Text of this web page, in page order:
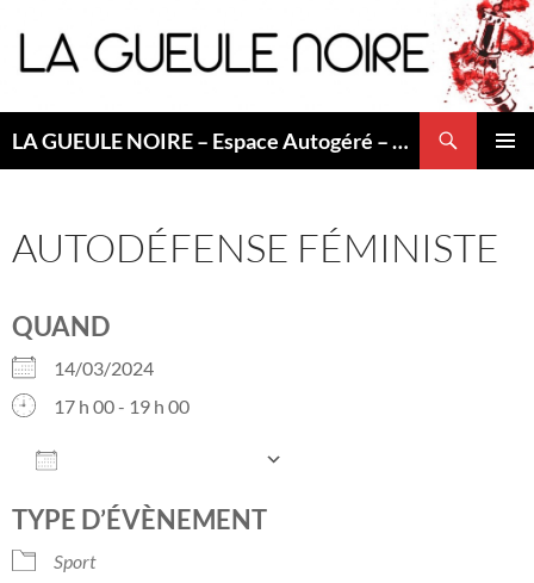
au
contenu
LA GUEULE NOIRE – Espace Autogéré – Saint Etienne
AUTODÉFENSE FÉMINISTE
QUAND
14/03/2024
17 h 00 - 19 h 00
TYPE D’ÉVÈNEMENT
Sport